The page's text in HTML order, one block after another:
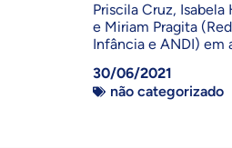
Priscila Cruz,
e Miriam Pragita
Infância e ANDI) em
30/06/2021
não categorizado